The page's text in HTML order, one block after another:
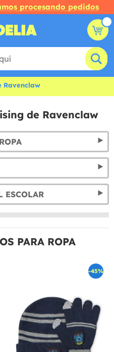
procesando pedidos
Ravenclaw
de Ravenclaw
ESCOLAR
PARA ROPA
-45%